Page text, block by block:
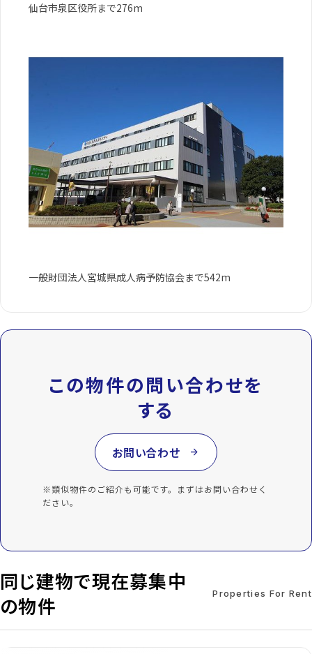
仙台市泉区役所まで276m
一般財団法人宮城県成人病予防協会まで542m
この物件の問い合わせを
する
お問い合わせ arrow_forward
※類似物件のご紹介も可能です。まずはお問い合わせく
ださい。
同じ建物で現在募集中
の物件
Properties For Rent